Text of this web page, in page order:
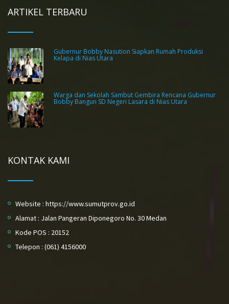
ARTIKEL TERBARU
Gubernur Bobby Nasution Siapkan Rumah Produksi
Kelapa di Nias Utara
Warga dan Sekolah Sambut Gembira Rencana Gubernur
Bobby Bangun SD Negeri Lasara di Nias Utara
KONTAK KAMI
Website : https://www.sumutprov.go.id
Alamat : Jalan Pangeran Diponegoro No. 30 Medan
Kode POS : 20152
Telepon : (061) 4156000